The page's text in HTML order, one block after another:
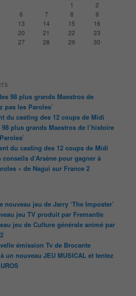
1
2
6 7 8
9
13 14 15
16
20 21 22
23
27 28 29
30
98 plus grands Maestros de
pas les Paroles’
du casting des 12 coups de Midi
plus grands Maestros de l’histoire
du casting des 12 coups de Midi
conseils d’Arsène pour gagner à
» de Nagui sur France 2
nouveau jeu de Jarry ‘The Imposter’
jeu TV produit par Fremantle
jeu de Culture générale animé par
émission Tv de Brocante
un nouveau JEU MUSICAL et tentez